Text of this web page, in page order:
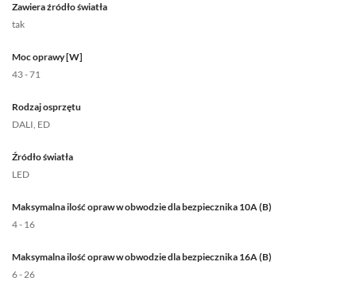
Zawiera źródło światła
tak
Moc oprawy [W]
43 - 71
Rodzaj osprzętu
DALI, ED
Źródło światła
LED
Maksymalna ilość opraw w obwodzie dla bezpiecznika 10A (B)
4 - 16
Maksymalna ilość opraw w obwodzie dla bezpiecznika 16A (B)
6 - 26